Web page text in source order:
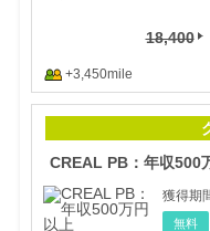
18,400
+3,450mile
CREAL PB：年収500
獲得期
無料